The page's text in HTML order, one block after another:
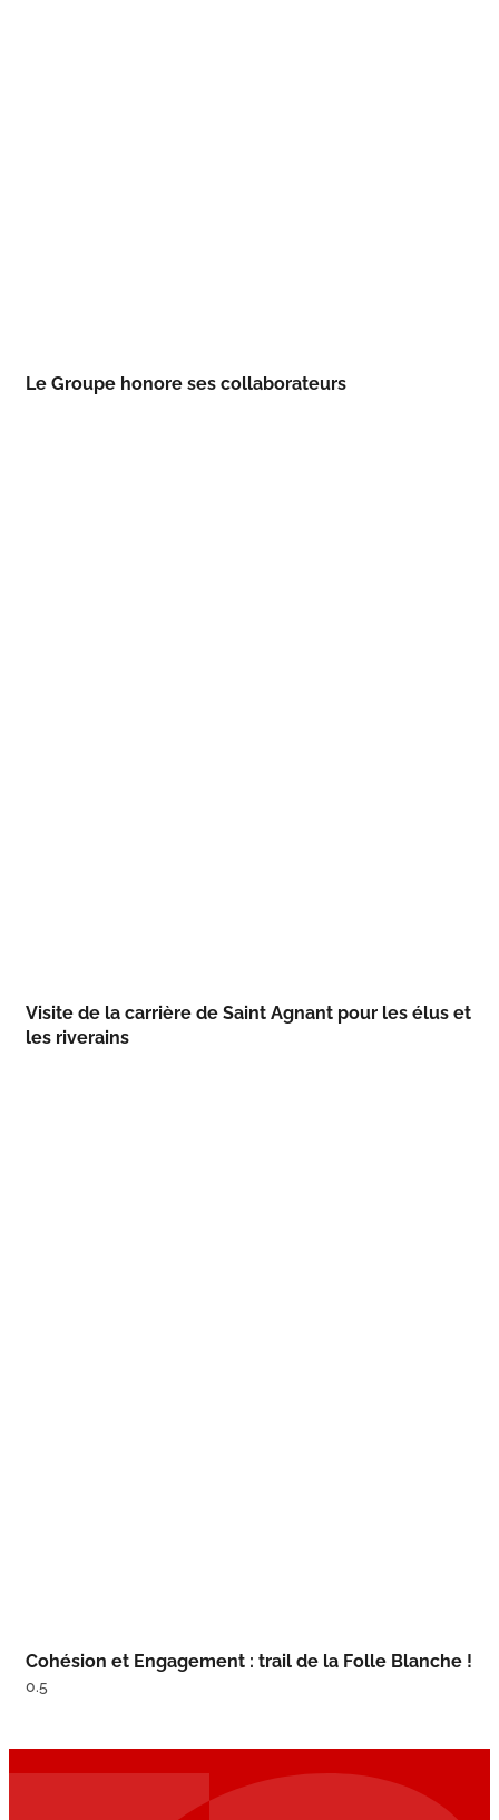
Le Groupe honore ses collaborateurs
Visite de la carrière de Saint Agnant pour les élus et
les riverains
Cohésion et Engagement : trail de la Folle Blanche !